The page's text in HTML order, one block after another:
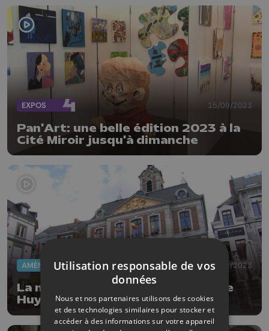
EXPOS 15/09/2023
Pan'Art: une belle édition 2023 à la
Cité Miroir jusqu'à dimanche
AMÉNAGEMENT DU TERRITOIRE 07/08/2023
La nouvelle cité administrative de
Huy se précise rive gauche
Utilisation responsable de vos
données
Nous et nos partenaires utilisons des cookies
et des technologies similaires pour stocker et
accéder à des informations sur votre appareil